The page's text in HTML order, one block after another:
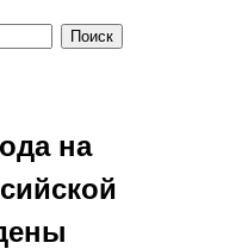
Поиск
на